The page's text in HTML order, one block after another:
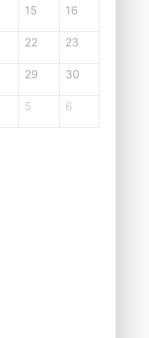
15 16
22 23
29 30
5 6